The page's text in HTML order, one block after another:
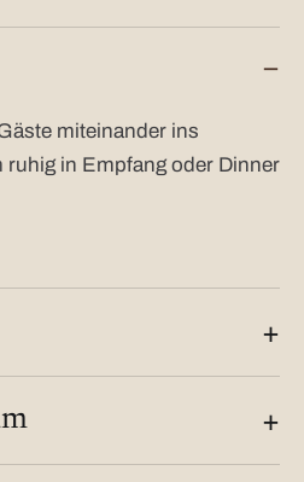
miteinander ins
in Empfang oder Dinner